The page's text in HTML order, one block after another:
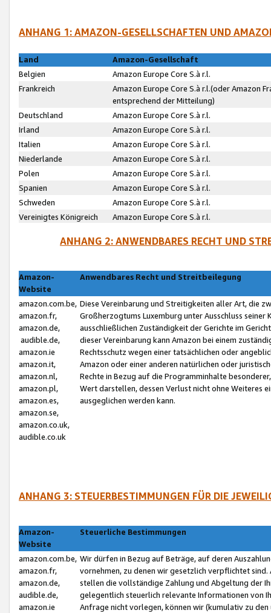
ANHANG 1: AMAZON-GESELLSCHAFTEN UND
Land
Amazon-Gesellschaft
Belgien
Amazon Europe Core S.à r.l.
Frankreich
Amazon Europe Core S.à r.l.(oder Amazon
entsprechend der Mitteilung)
Deutschland
Amazon Europe Core S.à r.l.
Irland
Amazon Europe Core S.à r.l.
Italien
Amazon Europe Core S.à r.l.
Niederlande
Amazon Europe Core S.à r.l.
Polen
Amazon Europe Core S.à r.l.
Spanien
Amazon Europe Core S.à r.l.
Schweden
Amazon Europe Core S.à r.l.
Vereinigtes Königreich
Amazon Europe Core S.à r.l.
ANHANG 2: ANWENDBARES RECHT UND
Amazon-
Website
Anwendbares Recht und Streitbeilegung
amazon.com.be,
amazon.fr,
amazon.de,
audible.de,
amazon.ie
amazon.it,
amazon.nl,
amazon.pl,
amazon.es,
amazon.se,
amazon.co.uk,
audible.co.uk
Diese Vereinbarung und Streitigkeiten aller Art, die
Großherzogtums Luxemburg unter Ausschluss
ausschließlichen Zuständigkeit der Gerichte im
dieser Vereinbarung kann Amazon bei einem
Rechtsschutz wegen einer tatsächlichen oder
Amazon oder einer anderen natürlichen oder
Rechte in Bezug auf die Programminhalte
Wert darstellen, dessen Verlust nicht ohne Weiteres
ausgeglichen werden kann.
ANHANG 3: STEUERBESTIMMUNGEN FÜR DIE
Amazon-
Website
Steuerliche Bestimmungen
amazon.com.be,
amazon.fr,
amazon.de,
audible.de,
amazon.ie
Wir dürfen in Bezug auf Beträge, auf deren
vornehmen, zu denen wir gesetzlich verpflichtet
stellen die vollständige Zahlung und Abgeltung der
gelegentlich steuerlich relevante Informationen von
Anfrage nicht vorlegen, können wir (kumulativ zu